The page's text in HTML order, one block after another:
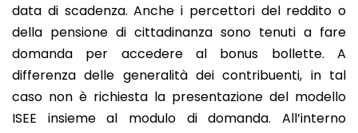
data di scadenza. Anche i percettori del reddito o
della pensione di cittadinanza sono tenuti a fare
domanda per accedere al bonus bollette. A
differenza delle generalità dei contribuenti, in tal
caso non è richiesta la presentazione del modello
ISEE insieme al modulo di domanda. All’interno